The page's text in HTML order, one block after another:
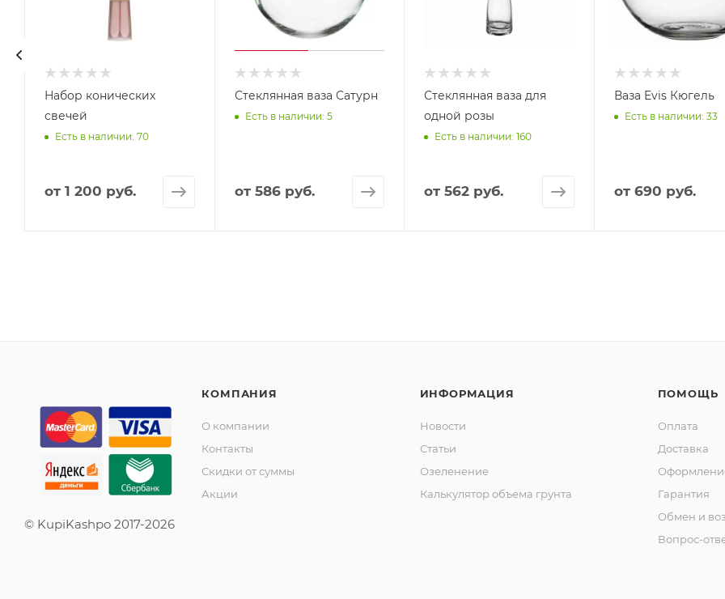
Набор конических
свечей
Есть в наличии: 70
от 1 200 руб.
Стеклянная ваза Сатурн
Есть в наличии: 5
от 586 руб.
Стеклянная ваза для
одной розы
Есть в наличии: 160
от562 руб.
Ваза Evis Кюгель
Есть в наличии: 33
от 690 руб.
© KupiKashpo 2017-2026
КОМПАНИЯ
О компании
Контакты
Скидки от суммы
Акции
ИНФОРМАЦИЯ
Новости
Статьи
Озеленение
Калькулятор объема грунта
ПОМОЩЬ
Оплата
Доставка
Гарантия
Обмен и
Вопрос-